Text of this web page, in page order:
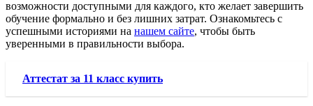
возможности доступными для каждого, кто желает завершить
обучение формально и без лишних затрат. Ознакомьтесь с
успешными историями на нашем сайте, чтобы быть
уверенными в правильности выбора.
Аттестат за 11 класс купить